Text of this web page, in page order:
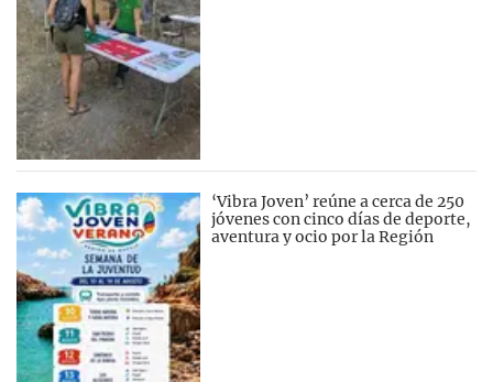
‘Vibra Joven’ reúne a cerca de 250
jóvenes con cinco días de deporte,
aventura y ocio por la Región